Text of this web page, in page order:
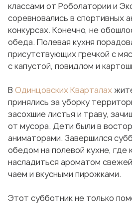
классами от Роболатории и
соревновались в спортивных
конкурсах. Конечно, не
обеда. Полевая кухня
присутствующих гречкой с
с капустой, повидлом и
В Одинцовских Кварталах
принялись за уборку
засохшие листья и траву,
от мусора. Дети были в
аниматорами. Завершился
обедом на полевой кухне, где
насладиться ароматом
чаем и вкусными пирожками.
Этот субботник не только